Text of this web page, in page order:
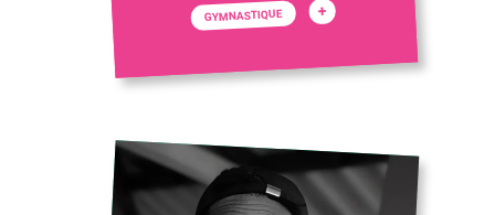
GYMNASTIQUE +